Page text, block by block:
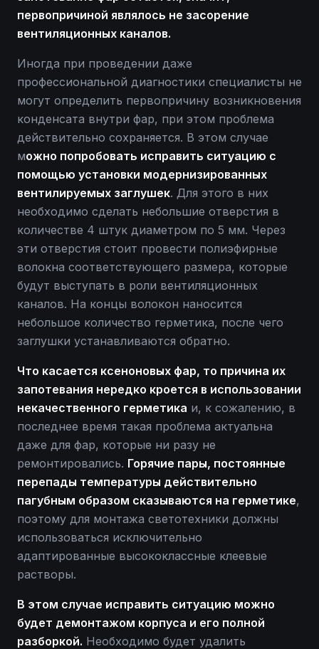
первопричиной являлось не засорение
вентиляционных каналов.
Иногда при проведении даже
профессиональной диагностики специалисты не
могут определить первопричину возникновения
конденсата внутри фар, при этом проблема
действительно сохраняется. В этом случае
можно попробовать исправить ситуацию с
помощью установки модернизированных
вентилируемых заглушек. Для этого в них
необходимо сделать небольшие отверстия в
количестве 4 штук диаметром по 5 мм. Через
эти отверстия стоит провести полиэфирные
волокна соответствующего размера, которые
будут выступать в роли вентиляционных
каналов. На концы волокон наносится
небольшое количество герметика, после чего
заглушки устанавливаются обратно.
Что касается ксеноновых фар, то причина их
запотевания нередко кроется в использовании
некачественного герметика и, к сожалению, в
последнее время такая проблема актуальна
даже для фар, которые ни разу не
ремонтировались. Горячие пары, постоянные
перепады температуры действительно
пагубным образом сказываются на герметике,
поэтому для монтажа светотехники должны
использоваться исключительно
адаптированные высококлассные клеевые
растворы.
В этом случае исправить ситуацию можно
будет демонтажом корпуса и его полной
разборкой. Необходимо будет удалить